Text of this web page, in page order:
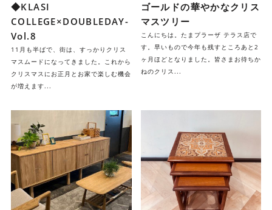
◆KLASI
COLLEGE×DOUBLEDAY-
Vol.8
11月も半ばで、街は、すっかりクリス
マスムードになってきました。これから
クリスマスにお正月とお家で楽しむ機会
が増えます...
ゴールドの華やかなクリス
マスツリー
こんにちは。たまプラーザ テラス店で
す。早いもので今年も残すところあと2
ヶ月ほどとなりました。皆さまお待ちか
ねのクリス...